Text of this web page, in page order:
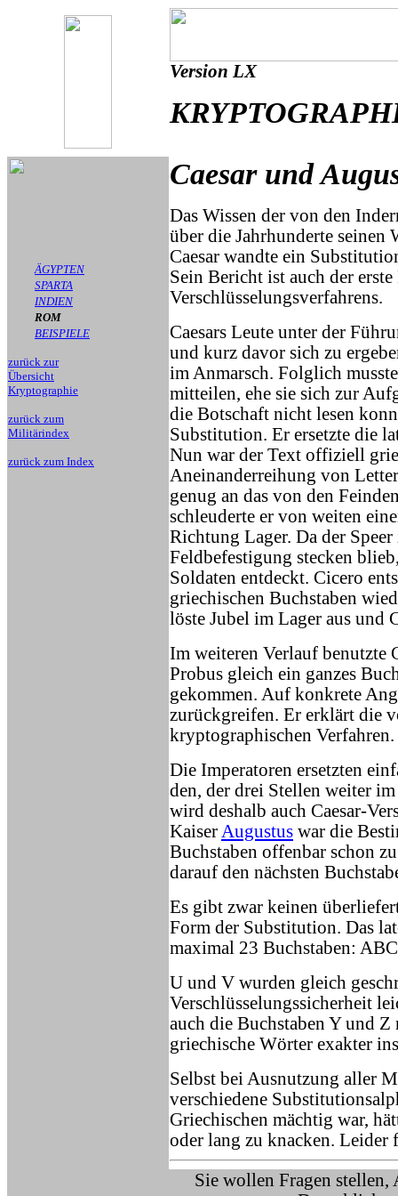
Version LX
ÄGYPTEN
SPARTA
INDIEN
ROM
BEISPIELE
zurück zur
Übersicht
Kryptographie
zurück zum
Militärindex
zurück zum Index
Caesar und
Das Wissen der von den
über die Jahrhunderte seinen
Caesar wandte ein
Sein Bericht ist auch der
Verschlüsselungsverfahrens.
Caesars Leute unter der
und kurz davor sich zu
im Anmarsch. Folglich
mitteilen, ehe sie sich zur
die Botschaft nicht lesen
Substitution. Er ersetzte die
Nun war der Text offiziell
Aneinanderreihung von
genug an das von den
schleuderte er von weiten
Richtung Lager. Da der
Feldbefestigung stecken
Soldaten entdeckt. Cicero
griechischen Buchstaben
löste Jubel im Lager aus und
Im weiteren Verlauf benutzte
Probus gleich ein ganzes
gekommen. Auf konkrete
zurückgreifen. Er erklärt die
kryptographischen Verfahren.
Die Imperatoren ersetzten
den, der drei Stellen weiter
wird deshalb auch Caesar-
Kaiser Augustus war die
Buchstaben offenbar schon
darauf den nächsten
Es gibt zwar keinen
Form der Substitution. Das
maximal 23 Buchstaben:
U und V wurden gleich
Verschlüsselungssicherheit
auch die Buchstaben Y und
griechische Wörter exakter
Selbst bei Ausnutzung aller
verschiedene
Griechischen mächtig war,
oder lang zu knacken. Leider
Sie wollen Fragen stellen,